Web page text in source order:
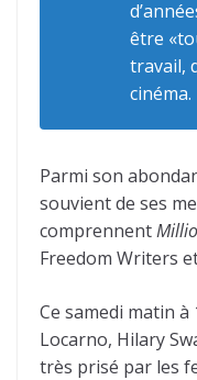
être
travail,
cinéma.
Parmi son
souvient de ses
comprennent
Freedom Writers
Ce samedi matin à
Locarno, Hilary
très prisé par les